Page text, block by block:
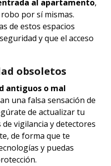
al apartamento,
por sí mismas.
de estos espacios
y que el acceso
obsoletos
antiguos o mal
una falsa sensación de
de actualizar tu
vigilancia y detectores
de forma que te
y puedas